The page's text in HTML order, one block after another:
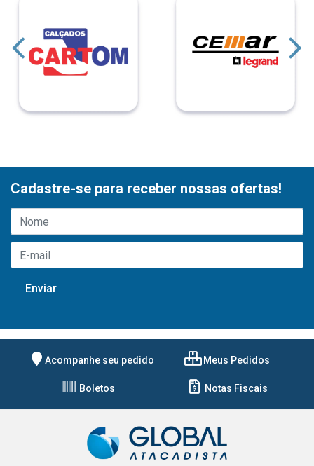
Cadastre-se para receber nossas ofertas!
Acompanhe seu pedido Meus Pedidos
Boletos Notas Fiscais